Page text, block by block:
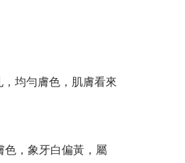
均勻膚色，肌膚看來
色，象牙白偏黃，屬